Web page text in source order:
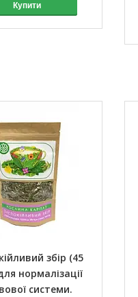
Купити
збір (45
нормалізації
системи.